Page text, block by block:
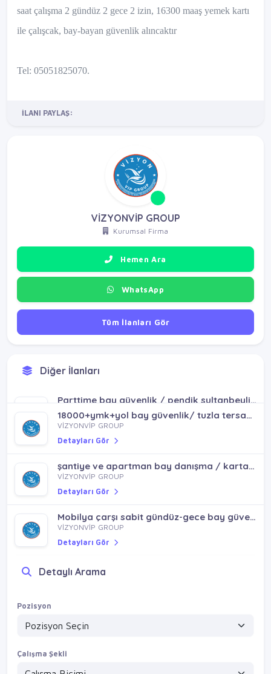
saat çalışma 2 gündüz 2 gece 2 izin, 16300 maaş yemek kartı
ile çalışcak, bay-bayan güvenlik alıncaktır
Tel: 05051825070.
İLANI PAYLAŞ:
VİZYONVİP GROUP
Kurumsal Firma
Hemen Ara
WhatsApp
Tüm İlanları Gör
Diğer İlanları
Parttime bay güvenlik / pendik sultanbeyli kartal maltepe
VİZYONVİP GROUP
Detayları Gör
Detayları Gör
Detayları Gör
Detayları Gör
Detaylı Arama
Pozisyon
Çalışma Şekli